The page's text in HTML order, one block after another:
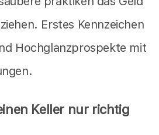
Erstes Kennzeichen
Hochglanzprospekte mit
Keller nur richtig